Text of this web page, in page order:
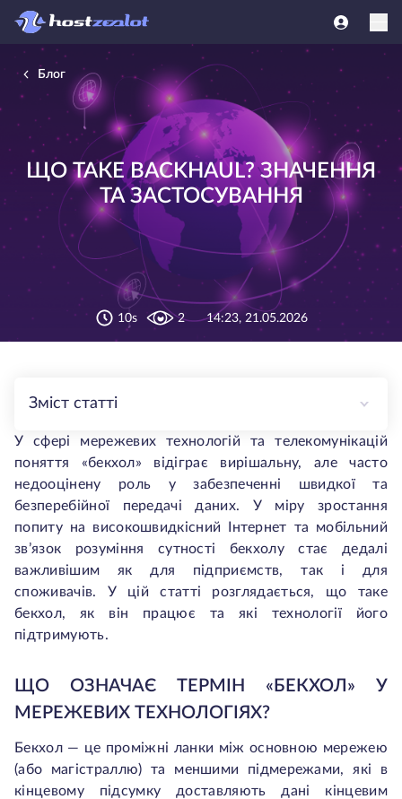
Блог
ЩО ТАКЕ BACKHAUL? ЗНАЧЕННЯ
ТА ЗАСТОСУВАННЯ
10s 2 14:23, 21.05.2026
Зміст статті
У сфері мережевих технологій та телекомунікацій
поняття «бекхол» відіграє вирішальну, але часто
недооцінену роль у забезпеченні швидкої та
безперебійної передачі даних. У міру зростання
попиту на високошвидкісний Інтернет та мобільний
зв’язок розуміння сутності бекхолу стає дедалі
важливішим як для підприємств, так і для
споживачів. У цій статті розглядається, що таке
бекхол, як він працює та які технології його
підтримують.
ЩО ОЗНАЧАЄ ТЕРМІН «БЕКХОЛ» У
МЕРЕЖЕВИХ ТЕХНОЛОГІЯХ?
Бекхол — це проміжні ланки між основною мережею
(або магістраллю) та меншими підмережами, які в
кінцевому підсумку доставляють дані кінцевим